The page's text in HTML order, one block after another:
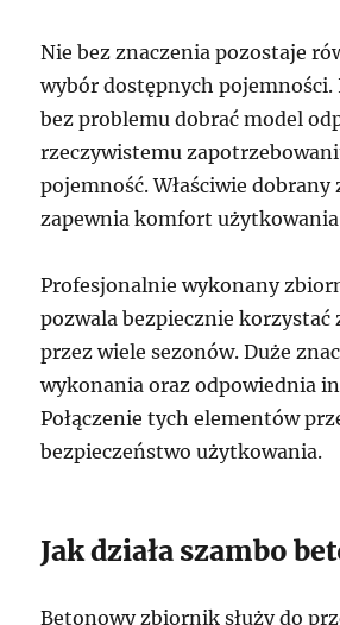
Nie bez znaczenia pozostaje
wybór dostępnych
bez problemu dobrać model
rzeczywistemu
pojemność. Właściwie
zapewnia komfort
Profesjonalnie wykonany
pozwala bezpiecznie korzystać
przez wiele sezonów. Duże
wykonania oraz odpowiednia
Połączenie tych elementów
bezpieczeństwo użytkowania.
Jak działa szambo
Betonowy zbiornik służy do